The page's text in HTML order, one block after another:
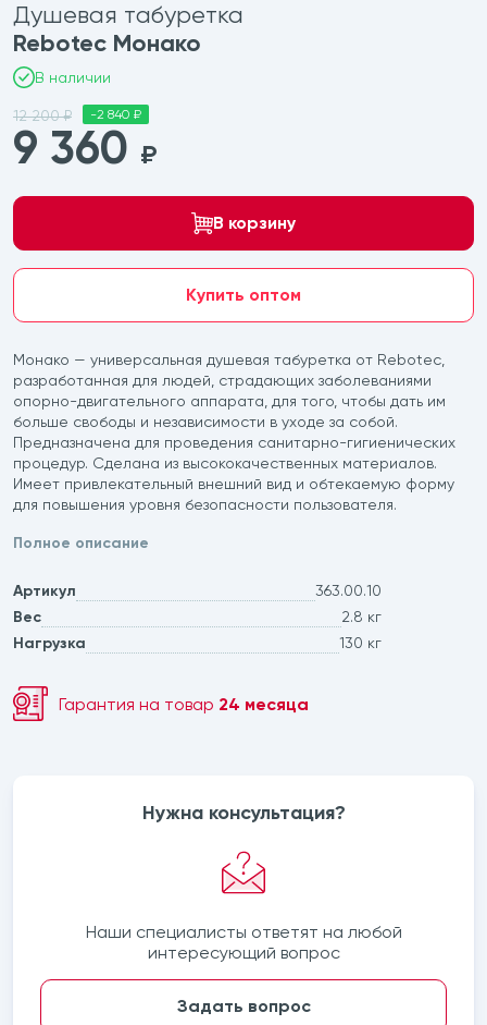
Душевая табуретка
Rebotec Монако
В наличии
12 200 ₽ -2 840 ₽
9 360 ₽
В корзину
Купить оптом
Монако — универсальная душевая табуретка от Rebotec,
разработанная для людей, страдающих заболеваниями
опорно-двигательного аппарата, для того, чтобы дать им
больше свободы и независимости в уходе за собой.
Предназначена для проведения санитарно-гигиенических
процедур. Сделана из высококачественных материалов.
Имеет привлекательный внешний вид и обтекаемую форму
для повышения уровня безопасности пользователя.
Полное описание
Артикул 363.00.10
Вес 2.8 кг
Нагрузка 130 кг
Гарантия на товар 24 месяца
Нужна консультация?
Наши специалисты ответят на любой
интересующий вопрос
Задать вопрос